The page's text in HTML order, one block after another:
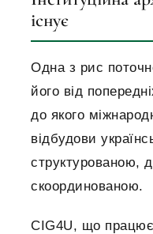
існує
Одна з рис
його від
до якого
відбудови
структурованою,
скоординованою.
CIG4U, що працює